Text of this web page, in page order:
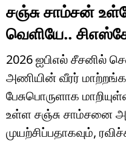
உலகம்
பொழுதுபோக்கு
லைஃப்ஸ்டைல்
வணிகம்
சஞ்சு சாம்சன்
வெளியே..
2026 ஐபிஎல் சீசனில்
அணியின் வீரர்
பேசுபொருளாக
உள்ள சஞ்சு சாம்சனை
முயற்சிப்பதாகவும்,